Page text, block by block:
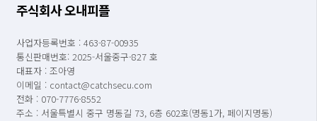
주식회사 오내피플
사업자등록번호 : 463-87-00935
통신판매번호: 2025-서울중구-827 호
대표자 : 조아영
이메일 : contact@catchsecu.com
전화 : 070-7776-8552
주소 : 서울특별시 중구 명동길 73, 6층 602호(명동1가, 페이지명동)